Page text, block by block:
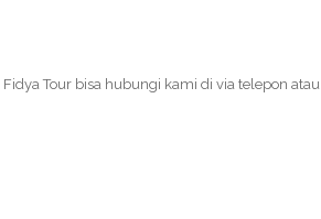
Fidya Tour bisa hubungi kami di via telepon atau